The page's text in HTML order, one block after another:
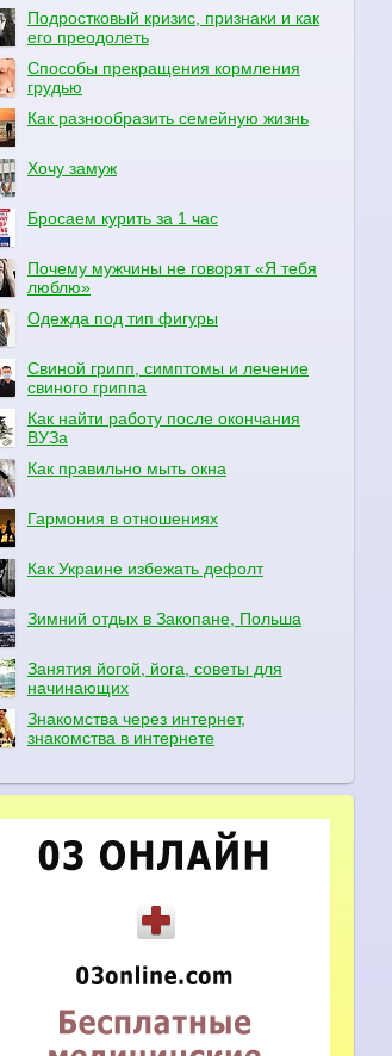
Подростковый кризис, признаки и как
его преодолеть
Способы прекращения кормления
грудью
Как разнообразить семейную жизнь
Хочу замуж
Бросаем курить за 1 час
Почему мужчины не говорят «Я тебя
люблю»
Одежда под тип фигуры
Свиной грипп, симптомы и лечение
свиного гриппа
Как найти работу после окончания
ВУЗа
Как правильно мыть окна
Гармония в отношениях
Как Украине избежать дефолт
Зимний отдых в Закопане, Польша
Занятия йогой, йога, советы для
начинающих
Знакомства через интернет,
знакомства в интернете